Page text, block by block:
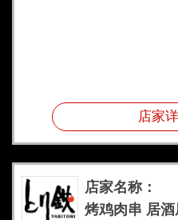
店家
店家名称：
烤鸡肉串 居